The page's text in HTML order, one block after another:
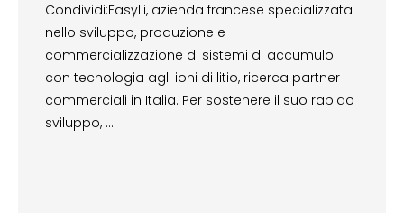
Condividi:EasyLi, azienda francese specializzata
nello sviluppo, produzione e
commercializzazione di sistemi di accumulo
con tecnologia agli ioni di litio, ricerca partner
commerciali in Italia. Per sostenere il suo rapido
sviluppo, …